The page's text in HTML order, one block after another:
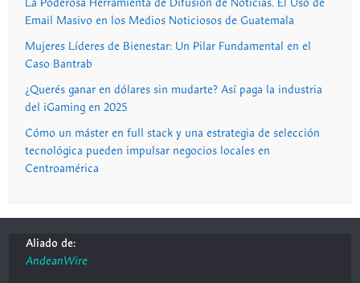
Email Masivo en los Medios Noticiosos de Guatemala
Mujeres Líderes de Bienestar: Un Pilar Fundamental en el
Caso Bantrab
¿Querés ganar en dólares sin mudarte? Así paga la industria
del iGaming en 2025
Cómo un máster en full stack y una estrategia de selección
tecnológica pueden impulsar negocios locales en
Centroamérica
Aliado de:
AndeanWire